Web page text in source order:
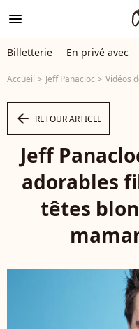
menu
Billetterie En privé avec
Accueil Jeff Panacloc Vidéos
arrow_left RETOUR ARTICLE
Jeff
adorables
têtes